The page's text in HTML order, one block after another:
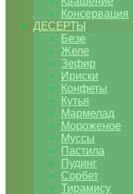
Консервация
ДЕСЕРТЫ
Безе
Желе
Зефир
Ириски
Конфеты
Кутья
Мармелад
Мороженое
Муссы
Пастила
Пудинг
Сорбет
Тирамису